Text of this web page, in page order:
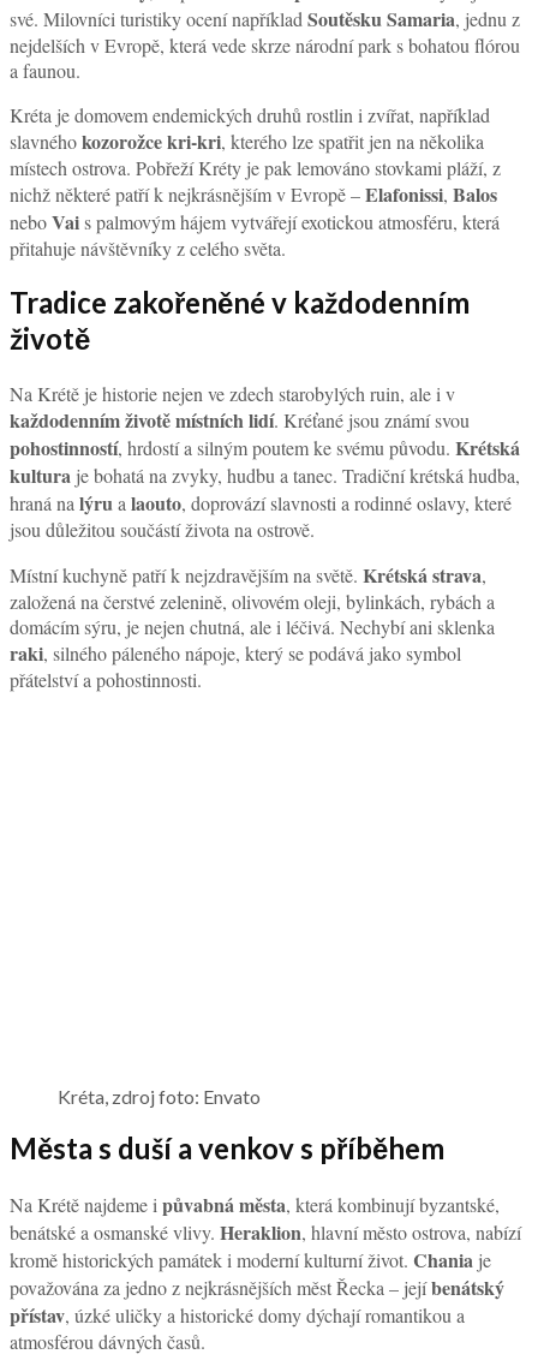
své. Milovníci turistiky ocení například Soutěsku Samaria, jednu z
nejdelších v Evropě, která vede skrze národní park s bohatou flórou
a faunou.
Kréta je domovem endemických druhů rostlin i zvířat, například
slavnéhokozorožce kri-kri, kterého lze spatřit jen na několika
místech ostrova. Pobřeží Kréty je pak lemováno stovkami pláží, z
nichž některé patří k nejkrásnějším v Evropě –Elafonissi, Balos
neboVais palmovým hájem vytvářejí exotickou atmosféru, která
přitahuje návštěvníky z celého světa.
Tradice zakořeněné v každodenním
životě
Na Krétě je historie nejen ve zdech starobylých ruin, ale i v
každodenním životě místních lidí. Kréťané jsou známí svou
pohostinností, hrdostí a silným poutem ke svému původu. Krétská
kultura je bohatá na zvyky, hudbu a tanec. Tradiční krétská hudba,
hraná na lýru a laouto, doprovází slavnosti a rodinné oslavy, které
jsou důležitou součástí života na ostrově.
Místní kuchyně patří k nejzdravějším na světě. Krétská strava,
založená na čerstvé zelenině, olivovém oleji, bylinkách, rybách a
domácím sýru, je nejen chutná, ale i léčivá. Nechybí ani sklenka
raki, silného páleného nápoje, který se podává jako symbol
přátelství a pohostinnosti.
Kréta, zdroj foto: Envato
Města s duší a venkov s příběhem
Na Krétě najdeme ipůvabná města, která kombinují byzantské,
benátské a osmanské vlivy. Heraklion, hlavní město ostrova, nabízí
kromě historických památek i moderní kulturní život. Chania je
považována za jedno z nejkrásnějších měst Řecka – jejíbenátský
přístav, úzké uličky a historické domy dýchají romantikou a
atmosférou dávných časů.